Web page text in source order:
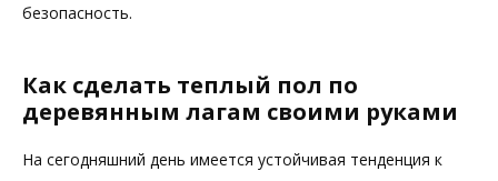
безопасность.
Как сделать теплый пол по
деревянным лагам своими руками
На сегодняшний день имеется устойчивая тенденция к